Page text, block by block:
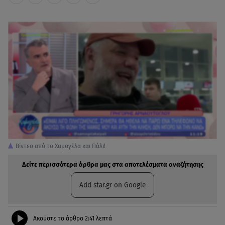
Βίντεο από το Χαμογέλα και Πάλι!
Δείτε περισσότερα άρθρα μας στα αποτελέσματα αναζήτησης
Add star.gr on Google
Ακούστε το άρθρο 2:41 λεπτά